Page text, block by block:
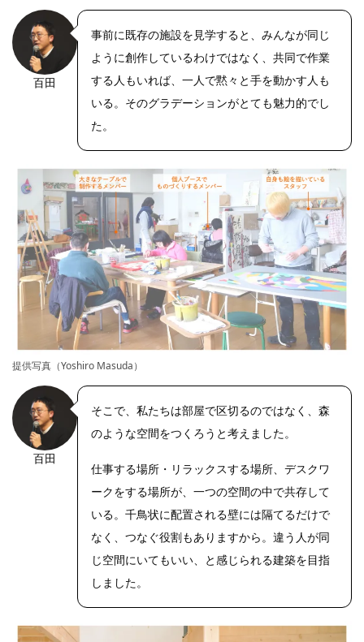
百田
事前に既存の施設を見学すると、みんなが同じ
ように創作しているわけではなく、共同で作業
する人もいれば、一人で黙々と手を動かす人も
いる。そのグラデーションがとても魅力的でし
た。
提供写真（Yoshiro Masuda）
百田
そこで、私たちは部屋で区切るのではなく、森
のような空間をつくろうと考えました。
仕事する場所・リラックスする場所、デスクワ
ークをする場所が、一つの空間の中で共存して
いる。千鳥状に配置される壁には隔てるだけで
なく、つなぐ役割もありますから。違う人が同
じ空間にいてもいい、と感じられる建築を目指
しました。